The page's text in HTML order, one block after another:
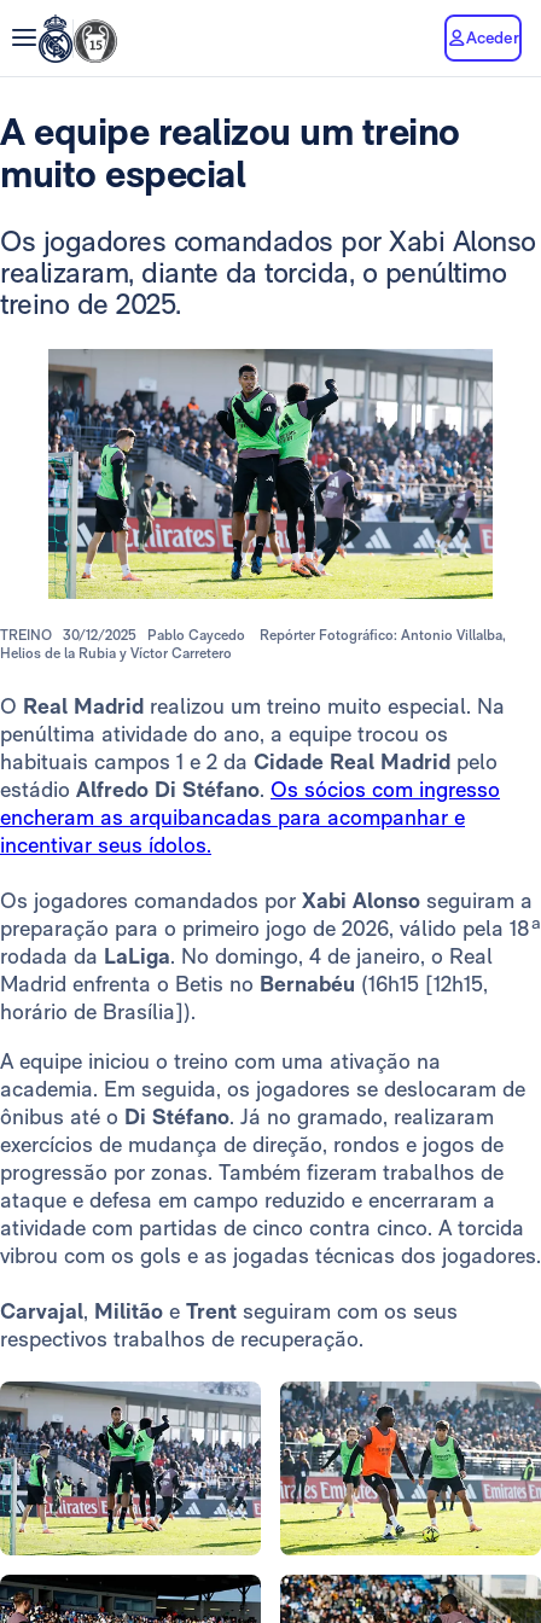
Aceder
A equipe realizou um treino
muito especial
Os jogadores comandados por Xabi Alonso
realizaram, diante da torcida, o penúltimo
treino de 2025.
TREINO 30/12/2025 Pablo Caycedo
Repórter Fotográfico: Antonio Villalba,
Helios de la Rubia y Víctor Carretero
O Real Madrid realizou um treino muito especial. Na
penúltima atividade do ano, a equipe trocou os
habituais campos 1 e 2 da Cidade Real Madrid pelo
estádio Alfredo Di Stéfano. Os sócios com ingresso
encheram as arquibancadas para acompanhar e
incentivar seus ídolos.
Os jogadores comandados por Xabi Alonso seguiram a
preparação para o primeiro jogo de 2026, válido pela 18ª
rodada da LaLiga. No domingo, 4 de janeiro, o Real
Madrid enfrenta o Betis no Bernabéu (16h15 [12h15,
horário de Brasília]).
A equipe iniciou o treino com uma ativação na
academia. Em seguida, os jogadores se deslocaram de
ônibus até o Di Stéfano. Já no gramado, realizaram
exercícios de mudança de direção, rondos e jogos de
progressão por zonas. Também fizeram trabalhos de
ataque e defesa em campo reduzido e encerraram a
atividade com partidas de cinco contra cinco. A torcida
vibrou com os gols e as jogadas técnicas dos jogadores.
Carvajal, Militão e Trent seguiram com os seus
respectivos trabalhos de recuperação.